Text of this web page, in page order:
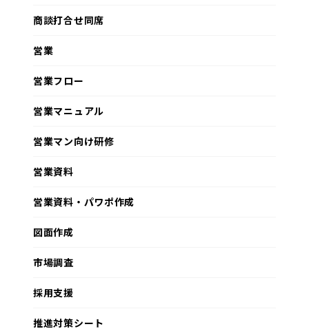
商談打合せ同席
営業
営業フロー
営業マニュアル
営業マン向け研修
営業資料
営業資料・パワポ作成
図面作成
市場調査
採用支援
推進対策シート